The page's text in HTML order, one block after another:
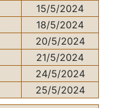
15/5/2024
18/5/2024
20/5/2024
21/5/2024
24/5/2024
25/5/2024